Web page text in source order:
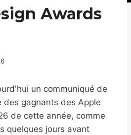
Awards
un communiqué de
des gagnants des Apple
de cette année, comme
quelques jours avant